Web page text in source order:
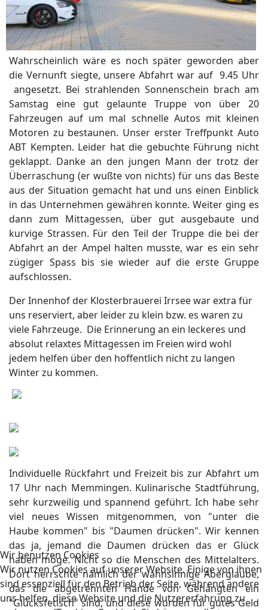
Wahrscheinlich wäre es noch später geworden aber
die Vernunft siegte, unsere Abfahrt war auf 9.45 Uhr
angesetzt. Bei strahlenden Sonnenschein brach am
Samstag eine gut gelaunte Truppe von über 20
Fahrzeugen auf um mal schnelle Autos mit kleinen
Motoren zu bestaunen. Unser erster Treffpunkt Auto
ABT Kempten. Leider hat die gebuchte Führung nicht
geklappt. Danke an den jungen Mann der trotz der
Überraschung (er wußte von nichts) für uns das Beste
aus der Situation gemacht hat und uns einen Einblick
in das Unternehmen gewähren konnte. Weiter ging es
dann zum Mittagessen, über gut ausgebaute und
kurvige Strassen. Für den Teil der Truppe die bei der
Abfahrt an der Ampel halten musste, war es ein sehr
zügiger Spass bis sie wieder auf die erste Gruppe
aufschlossen.
Der Innenhof der Klosterbrauerei Irrsee war extra für
uns reserviert, aber leider zu klein bzw. es waren zu
viele Fahrzeuge. Die Erinnerung an ein leckeres und
absolut relaxtes Mittagessen im Freien wird wohl
jedem helfen über den hoffentlich nicht zu langen
Winter zu kommen.
Individuelle Rückfahrt und Freizeit bis zur Abfahrt um
17 Uhr nach Memmingen. Kulinarische Stadtführung,
sehr kurzweilig und spannend geführt. Ich habe sehr
viel neues Wissen mitgenommen, von "unter die
Haube kommen" bis "Daumen drücken". Wir kennen
das ja, jemand die Daumen drücken das er Glück
haben möge. Nicht so die Menschen des Mittelalters.
Dort herrschte nämlich der wahnsinnige Aberglaube,
das die abgetrennten Hände von Gehängten ein
"Glücksfetisch" sind, und diese wurden für gutes Geld
Wir benutzen Cookies
Wir nutzen Cookies auf unserer Website. Einige von ihnen
sind essenziell für den Betrieb der Seite, während andere
uns helfen, diese Website und die Nutzererfahrung zu